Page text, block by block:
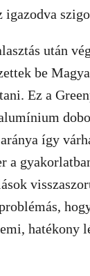
igazodva
után
be
Ez a
így
a
hatékony